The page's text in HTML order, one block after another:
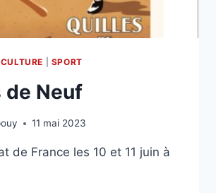
CULTURE SPORT
de Neuf
11 mai 2023
de France les 10 et 11 juin à